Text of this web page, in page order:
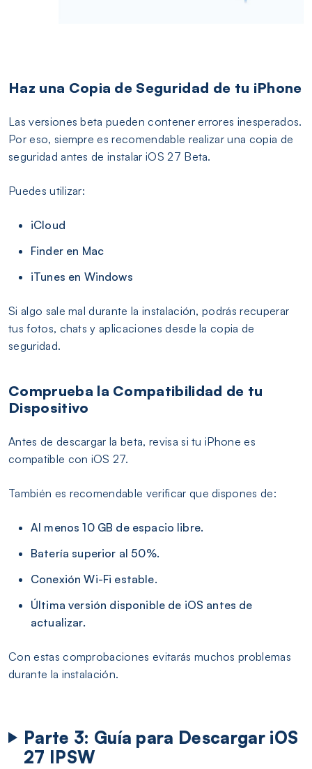
Haz una Copia de Seguridad de tu iPhone
Las versiones beta pueden contener errores inesperados.
Por eso, siempre es recomendable realizar una copia de
seguridad antes de instalar iOS 27 Beta.
Puedes utilizar:
iCloud
Finder en Mac
iTunes en Windows
Si algo sale mal durante la instalación, podrás recuperar
tus fotos, chats y aplicaciones desde la copia de
seguridad.
Comprueba la Compatibilidad de tu
Dispositivo
Antes de descargar la beta, revisa si tu iPhone es
compatible con iOS 27.
También es recomendable verificar que dispones de:
Al menos 10 GB de espacio libre.
Batería superior al 50%.
Conexión Wi-Fi estable.
Última versión disponible de iOS antes de
actualizar.
Con estas comprobaciones evitarás muchos problemas
durante la instalación.
Parte 3: Guía para Descargar iOS
27 IPSW